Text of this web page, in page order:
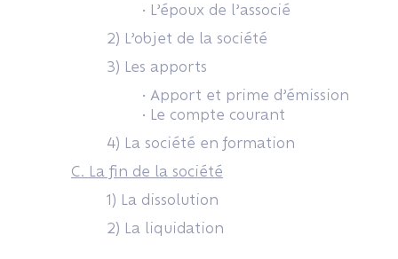
• L’époux de l’associé
2) L’objet de la société
3) Les apports
• Apport et prime d’émission
• Le compte courant
4) La société en formation
C. La fin de la société
1) La dissolution
2) La liquidation